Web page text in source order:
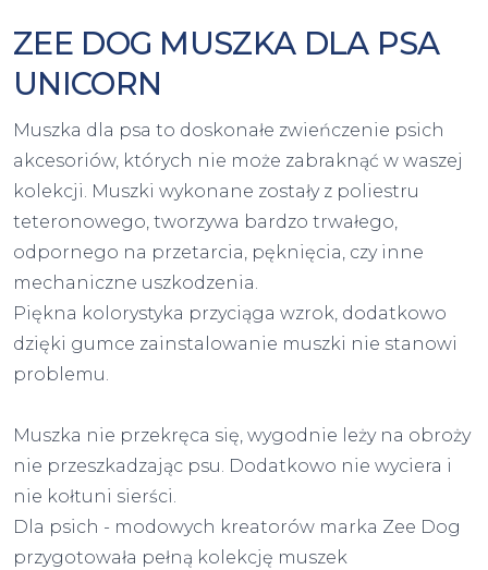
ZEE DOG MUSZKA DLA PSA
UNICORN
Muszka dla psa to doskonałe zwieńczenie psich
akcesoriów, których nie może zabraknąć w waszej
kolekcji. Muszki wykonane zostały z poliestru
teteronowego, tworzywa bardzo trwałego,
odpornego na przetarcia, pęknięcia, czy inne
mechaniczne uszkodzenia.
Piękna kolorystyka przyciąga wzrok, dodatkowo
dzięki gumce zainstalowanie muszki nie stanowi
problemu.
Muszka nie przekręca się, wygodnie leży na obroży
nie przeszkadzając psu. Dodatkowo nie wyciera i
nie kołtuni sierści.
Dla psich - modowych kreatorów marka Zee Dog
przygotowała pełną kolekcję muszek